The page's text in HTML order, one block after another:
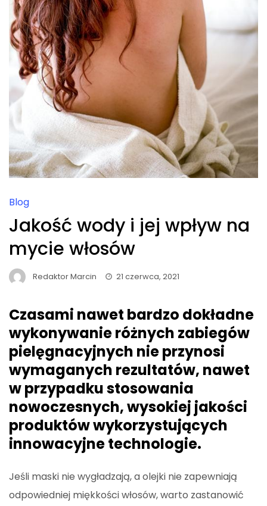
Blog
Jakość wody i jej wpływ na
mycie włosów
Redaktor Marcin 21 czerwca, 2021
Czasami nawet bardzo dokładne
wykonywanie różnych zabiegów
pielęgnacyjnych nie przynosi
wymaganych rezultatów, nawet
w przypadku stosowania
nowoczesnych, wysokiej jakości
produktów wykorzystujących
innowacyjne technologie.
Jeśli maski nie wygładzają, a olejki nie zapewniają
odpowiedniej miękkości włosów, warto zastanowić